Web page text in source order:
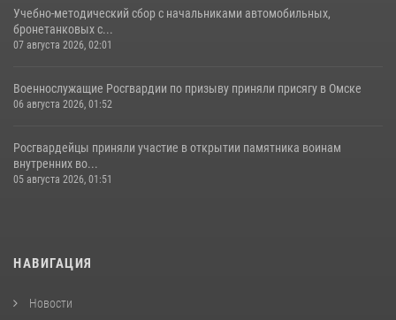
Учебно-методический сбор с начальниками автомобильных,
бронетанковых с...
07 августа 2026, 02:01
Военнослужащие Росгвардии по призыву приняли присягу в Омске
06 августа 2026, 01:52
Росгвардейцы приняли участие в открытии памятника воинам
внутренних во...
05 августа 2026, 01:51
НАВИГАЦИЯ
Новости